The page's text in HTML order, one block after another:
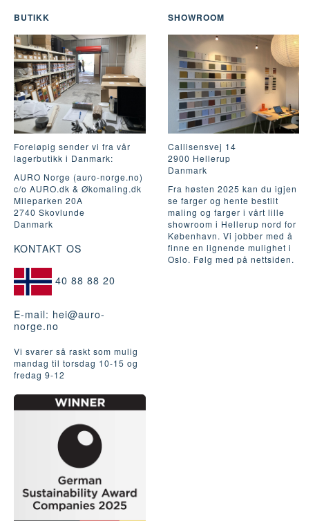
BUTIKK
Foreløpig sender vi fra vår
lagerbutikk i Danmark:
AURO Norge (auro-norge.no)
c/o AURO.dk & Økomaling.dk
Mileparken 20A
2740 Skovlunde
Danmark
KONTAKT OS
40 88 88 20
E-mail: hei@auro-
norge.no
Vi svarer så raskt som mulig
mandag til torsdag 10-15 og
fredag ​​9-12
SHOWROOM
Callisensvej 14
2900 Hellerup
Danmark
Fra høsten 2025 kan du igjen
se farger og hente bestilt
maling og farger i vårt lille
showroom i Hellerup nord for
København. Vi jobber med å
finne en lignende mulighet i
Oslo. Følg med på nettsiden.